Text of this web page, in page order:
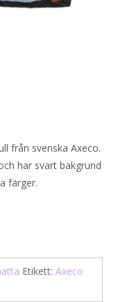
från svenska Axeco.
har svart bakgrund
färger.
Etikett: Axeco